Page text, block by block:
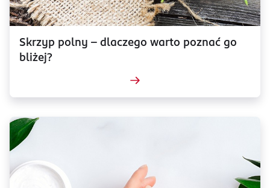
Skrzyp polny – dlaczego warto poznać go
bliżej?